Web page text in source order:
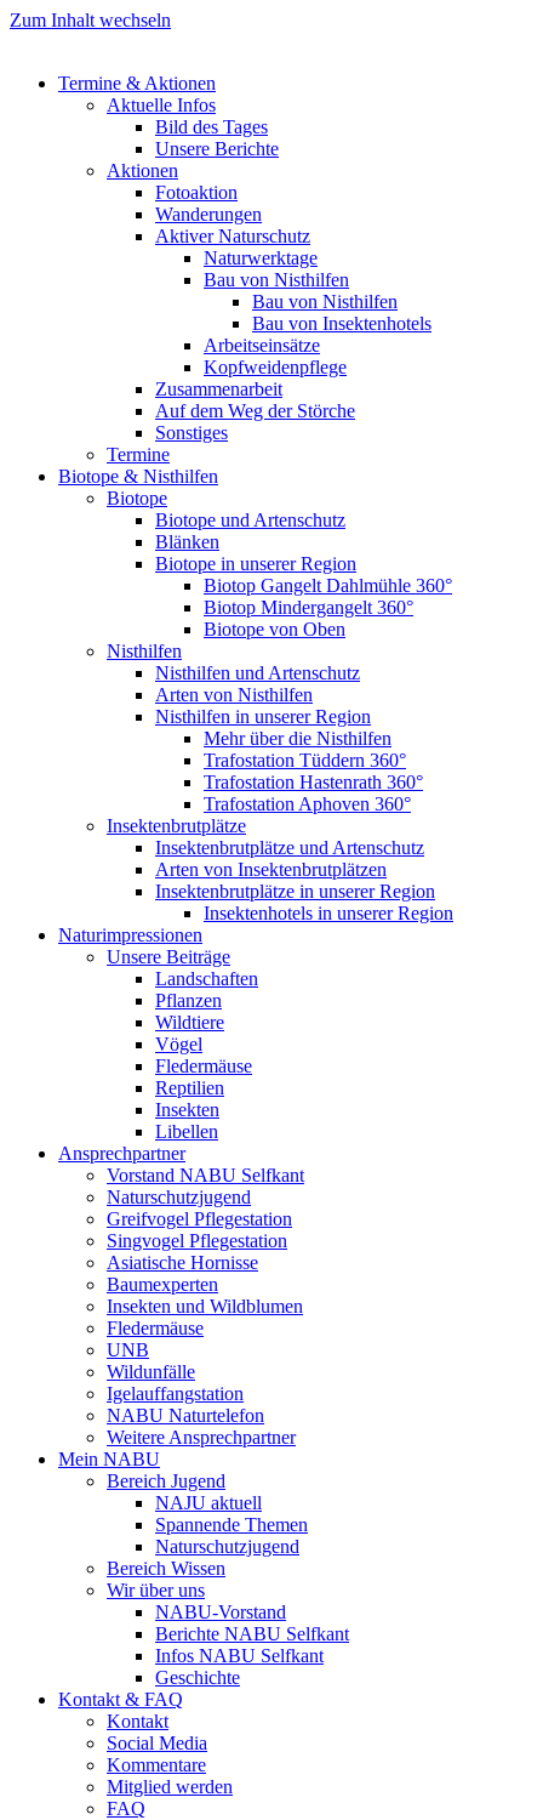
Zum Inhalt wechseln
Termine & Aktionen
Aktuelle Infos
Bild des Tages
Unsere Berichte
Aktionen
Fotoaktion
Wanderungen
Aktiver Naturschutz
Naturwerktage
Bau von Nisthilfen
Bau von Nisthilfen
Bau von Insektenhotels
Arbeitseinsätze
Kopfweidenpflege
Zusammenarbeit
Auf dem Weg der Störche
Sonstiges
Termine
Biotope & Nisthilfen
Biotope
Biotope und Artenschutz
Blänken
Biotope in unserer Region
Biotop Gangelt Dahlmühle 360°
Biotop Mindergangelt 360°
Biotope von Oben
Nisthilfen
Nisthilfen und Artenschutz
Arten von Nisthilfen
Nisthilfen in unserer Region
Mehr über die Nisthilfen
Trafostation Tüddern 360°
Trafostation Hastenrath 360°
Trafostation Aphoven 360°
Insektenbrutplätze
Insektenbrutplätze und Artenschutz
Arten von Insektenbrutplätzen
Insektenbrutplätze in unserer Region
Insektenhotels in unserer Region
Naturimpressionen
Unsere Beiträge
Landschaften
Pflanzen
Wildtiere
Vögel
Fledermäuse
Reptilien
Insekten
Libellen
Ansprechpartner
Vorstand NABU Selfkant
Naturschutzjugend
Greifvogel Pflegestation
Singvogel Pflegestation
Asiatische Hornisse
Baumexperten
Insekten und Wildblumen
Fledermäuse
UNB
Wildunfälle
Igelauffangstation
NABU Naturtelefon
Weitere Ansprechpartner
Mein NABU
Bereich Jugend
NAJU aktuell
Spannende Themen
Naturschutzjugend
Bereich Wissen
Wir über uns
NABU-Vorstand
Berichte NABU Selfkant
Infos NABU Selfkant
Geschichte
Kontakt & FAQ
Kontakt
Social Media
Kommentare
Mitglied werden
FAQ